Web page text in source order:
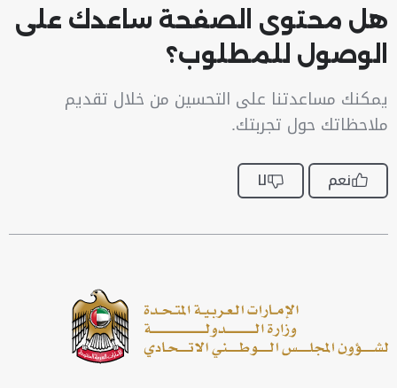
هل محتوى الصفحة ساعدك على
الوصول للمطلوب؟
يمكنك مساعدتنا على التحسين من خلال تقديم
ملاحظاتك حول تجربتك.
نعم لا